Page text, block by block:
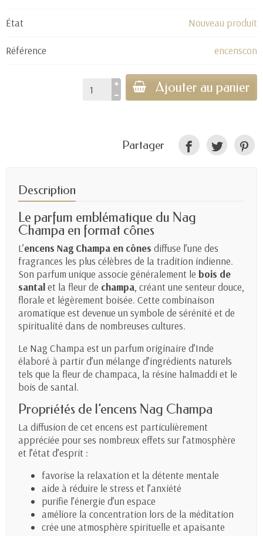
État Nouveau produit
Référence encenscon
Ajouter au panier
Partager
Description
Le parfum emblématique du Nag
Champa en format cônes
L’encens Nag Champa en cônes diffuse l’une des
fragrances les plus célèbres de la tradition indienne.
Son parfum unique associe généralement le bois de
santalet la fleur de champa, créant une senteur douce,
florale et légèrement boisée. Cette combinaison
aromatique est devenue un symbole de sérénité et de
spiritualité dans de nombreuses cultures.
Le Nag Champa est un parfum originaire d’Inde
élaboré à partir d’un mélange d’ingrédients naturels
tels que la fleur de champaca, la résine halmaddi et le
bois de santal.
Propriétés de l’encens Nag Champa
La diffusion de cet encens est particulièrement
appréciée pour ses nombreux effets sur l’atmosphère
et l’état d’esprit :
favorise la relaxation et la détente mentale
aide à réduire le stress et l’anxiété
purifie l’énergie d’un espace
améliore la concentration lors de la méditation
crée une atmosphère spirituelle et apaisante